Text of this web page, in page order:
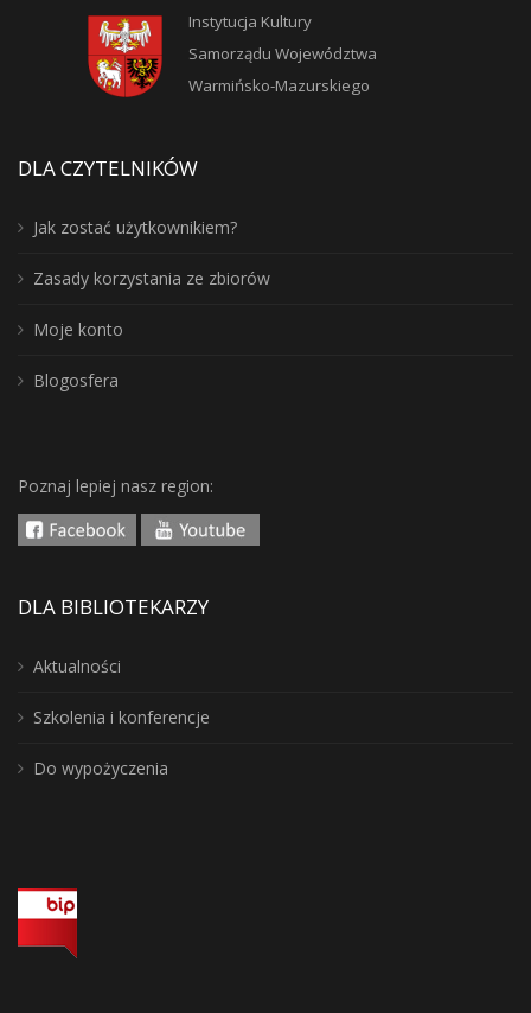
Instytucja Kultury
Samorządu Województwa
Warmińsko-Mazurskiego
DLA CZYTELNIKÓW
Jak zostać użytkownikiem?
Zasady korzystania ze zbiorów
Moje konto
Blogosfera
Poznaj lepiej nasz region:
DLA BIBLIOTEKARZY
Aktualności
Szkolenia i konferencje
Do wypożyczenia